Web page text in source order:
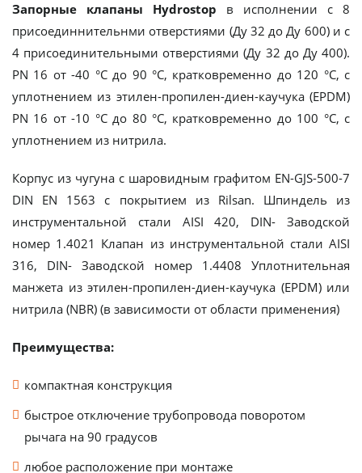
Запорные клапаны Hydrostop в исполнении с 8
присоединнительнми отверстиями (Ду 32 до Ду 600) и с
4 присоединительными отверстиями (Ду 32 до Ду 400).
PN 16 от -40 °C до 90 °C, кратковременно до 120 °C, с
уплотнением из этилен-пропилен-диен-каучука (EPDM)
PN 16 от -10 °C до 80 °C, кратковременно до 100 °C, с
уплотнением из нитрила.
Корпус из чугуна с шаровидным графитом EN-GJS-500-7
DIN EN 1563 с покрытием из Rilsan. Шпиндель из
инструментальной стали AISI 420, DIN- Заводской
номер 1.4021 Клапан из инструментальной стали AISI
316, DIN- Заводской номер 1.4408 Уплотнительная
манжета из этилен-пропилен-диен-каучука (EPDM) или
нитрила (NBR) (в зависимости от области применения)
Преимущества:
компактная конструкция
быстрое отключение трубопровода поворотом
рычага на 90 градусов
любое расположение при монтаже